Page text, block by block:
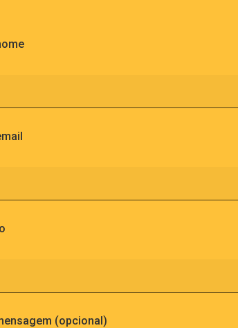
(opcional)